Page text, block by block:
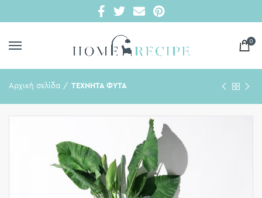
0
Αρχική σελίδα ΤΕΧΝΗΤΑ ΦΥΤΑ